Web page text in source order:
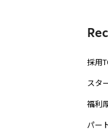
採用
スタ
福利
パー